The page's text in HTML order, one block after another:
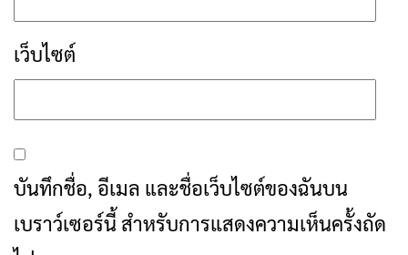
เว็บไซต์
บันทึกชื่อ, อีเมล และชื่อเว็บไซต์ของฉันบน
เบราว์เซอร์นี้ สำหรับการแสดงความเห็นครั้งถัด